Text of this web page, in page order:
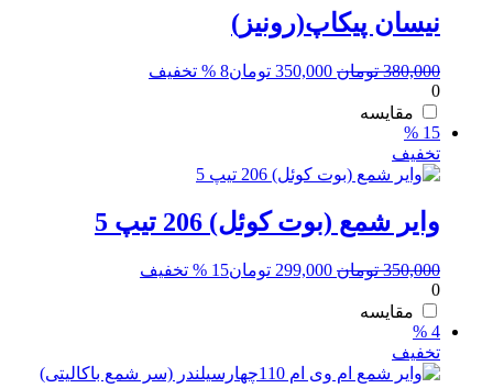
نیسان پیکاپ(رونیز)
380,000 تومان قیمت
350,000 تومان8 % تخفیف
0
مقایسه
15 %
تخفیف
وایر شمع (بوت کوئل) 206 تیپ 5
350,000 تومان قیمت
299,000 تومان15 % تخفیف
0
مقایسه
4 %
تخفیف